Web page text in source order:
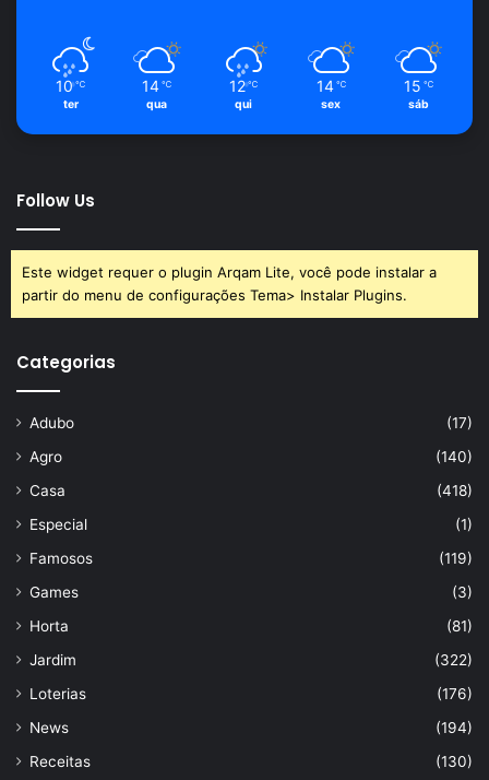
10 ℃
ter
14 ℃
qua
12 ℃
qui
14 ℃
sex
15 ℃
sáb
Follow Us
Este widget requer o plugin Arqam Lite, você pode instalar a
partir do menu de configurações Tema> Instalar Plugins.
Categorias
Adubo
(17)
Agro
(140)
Casa
(418)
Especial
(1)
Famosos
(119)
Games
(3)
Horta
(81)
Jardim
(322)
Loterias
(176)
News
(194)
Receitas
(130)